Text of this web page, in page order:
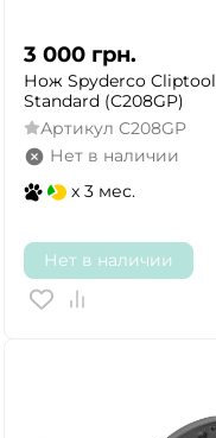
3 000 грн.
Нож Spyderco Cliptool
Standard (C208GP)
Артикул C208GP
Нет в наличии
x 3 мес.
Нет в наличии